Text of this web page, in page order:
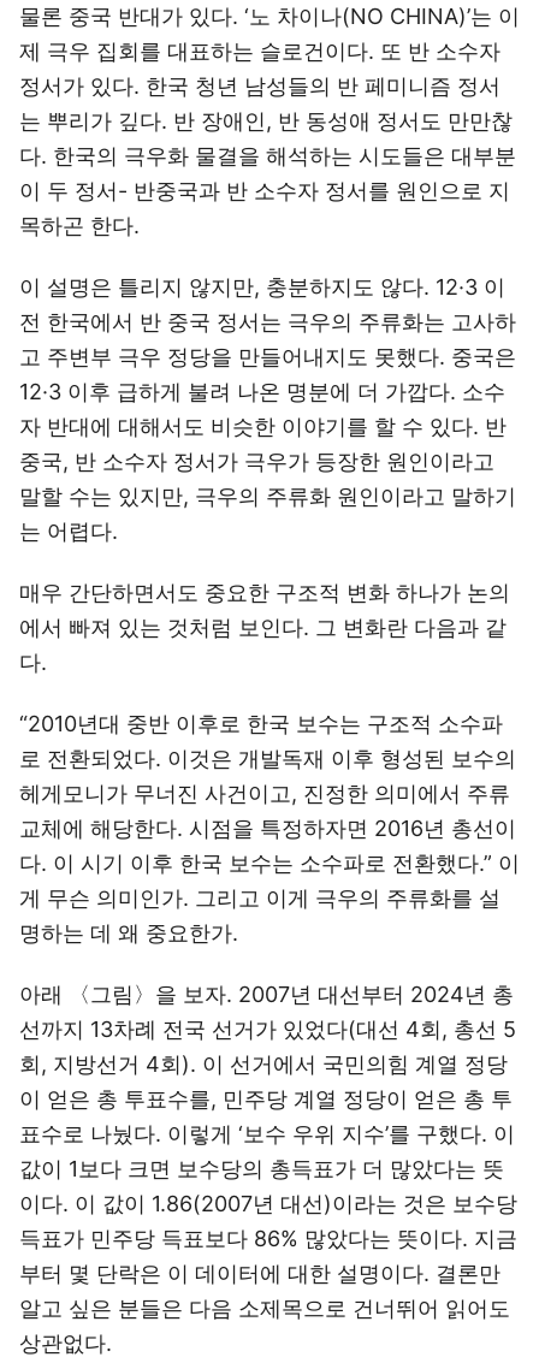
물론 중국 반대가 있다. ‘노 차이나(NO CHINA)’는 이
제 극우 집회를 대표하는 슬로건이다. 또 반 소수자
정서가 있다. 한국 청년 남성들의 반 페미니즘 정서
는 뿌리가 깊다. 반 장애인, 반 동성애 정서도 만만찮
다. 한국의 극우화 물결을 해석하는 시도들은 대부분
이 두 정서- 반중국과 반 소수자 정서를 원인으로 지
목하곤 한다.
이 설명은 틀리지 않지만, 충분하지도 않다. 12·3 이
전 한국에서 반 중국 정서는 극우의 주류화는 고사하
고 주변부 극우 정당을 만들어내지도 못했다. 중국은
12·3 이후 급하게 불려 나온 명분에 더 가깝다. 소수
자 반대에 대해서도 비슷한 이야기를 할 수 있다. 반
중국, 반 소수자 정서가 극우가 등장한 원인이라고
말할 수는 있지만, 극우의 주류화 원인이라고 말하기
는 어렵다.
매우 간단하면서도 중요한 구조적 변화 하나가 논의
에서 빠져 있는 것처럼 보인다. 그 변화란 다음과 같
다.
“2010년대 중반 이후로 한국 보수는 구조적 소수파
로 전환되었다. 이것은 개발독재 이후 형성된 보수의
헤게모니가 무너진 사건이고, 진정한 의미에서 주류
교체에 해당한다. 시점을 특정하자면 2016년 총선이
다. 이 시기 이후 한국 보수는 소수파로 전환했다.” 이
게 무슨 의미인가. 그리고 이게 극우의 주류화를 설
명하는 데 왜 중요한가.
아래 〈그림〉을 보자. 2007년 대선부터 2024년 총
선까지 13차례 전국 선거가 있었다(대선 4회, 총선 5
회, 지방선거 4회). 이 선거에서 국민의힘 계열 정당
이 얻은 총 투표수를, 민주당 계열 정당이 얻은 총 투
표수로 나눴다. 이렇게 ‘보수 우위 지수’를 구했다. 이
값이 1보다 크면 보수당의 총득표가 더 많았다는 뜻
이다. 이 값이 1.86(2007년 대선)이라는 것은 보수당
득표가 민주당 득표보다 86% 많았다는 뜻이다. 지금
부터 몇 단락은 이 데이터에 대한 설명이다. 결론만
알고 싶은 분들은 다음 소제목으로 건너뛰어 읽어도
상관없다.